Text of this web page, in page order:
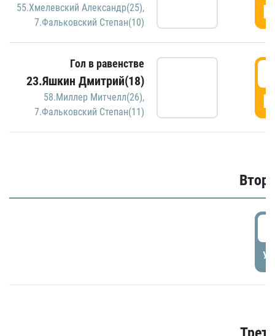
55.Хмелевский Александр(25),
7.Фальковский Степан(10)
Гол в равенстве
23.Яшкин Дмитрий(18)
58.Миллер Митчелл(26),
7.Фальковский Степан(11)